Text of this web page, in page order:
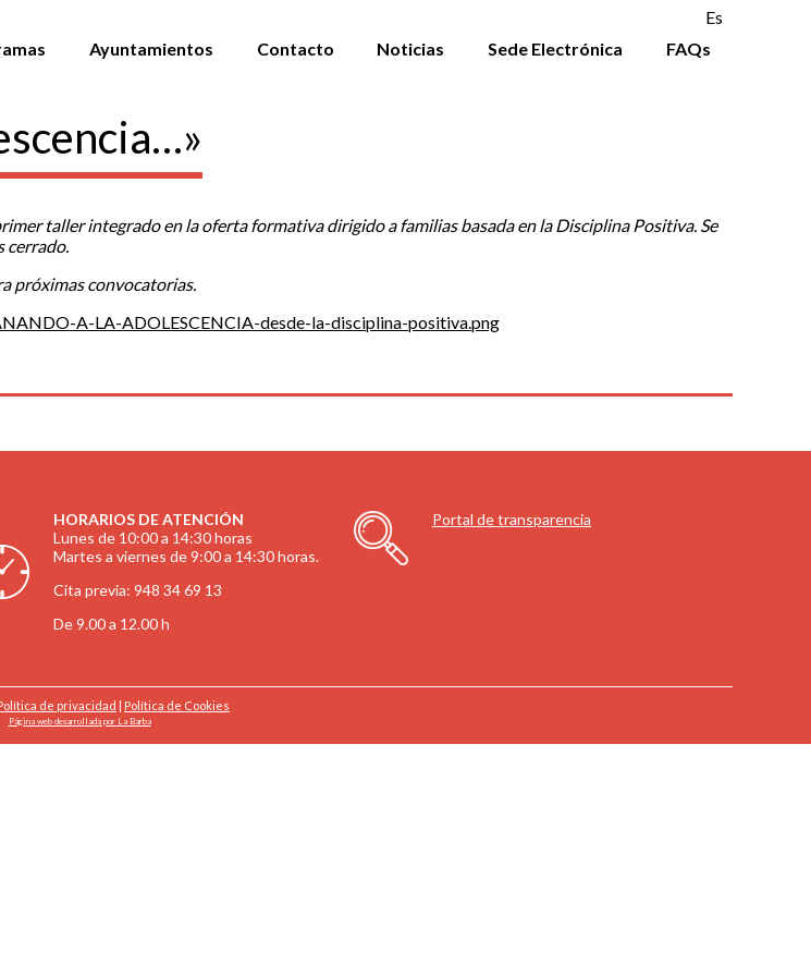
Es
Ayuntamientos Contacto Noticias Sede Electrónica FAQs
taller integrado en la oferta formativa dirigido a familias basada en la Disciplina Positiva. Se
cerrado.
próximas convocatorias.
A-LA-ADOLESCENCIA-desde-la-disciplina-positiva.png
HORARIOS DE ATENCIÓN
Lunes de 10:00 a 14:30 horas
Martes a viernes de 9:00 a 14:30 horas.
Cita previa: 948 34 69 13
De 9.00 a 12.00 h
Portal de transparencia
de privacidad Política de Cookies
Página web desarrollada por La Barba